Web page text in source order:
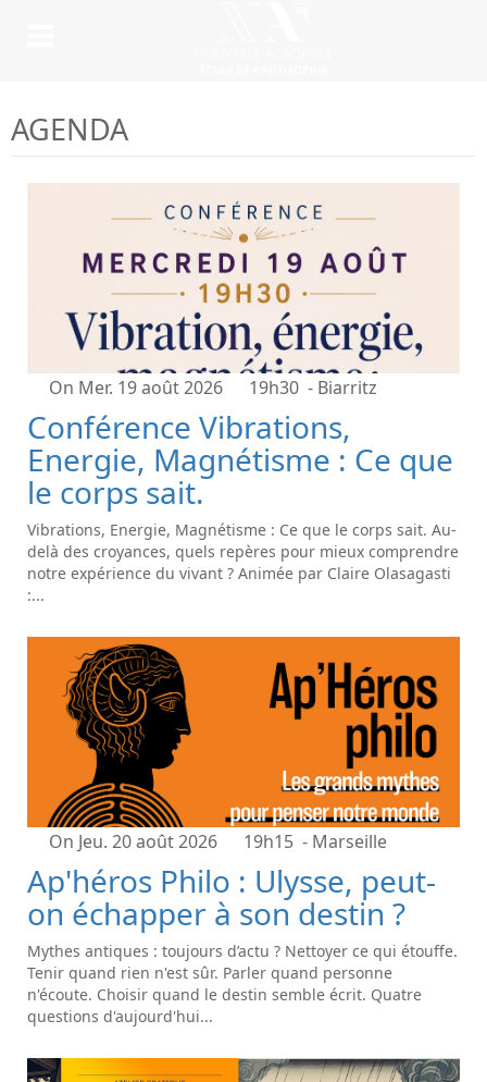
AGENDA
On Mer. 19 août 2026 19h30 - Biarritz
Conférence Vibrations,
Energie, Magnétisme : Ce que
le corps sait.
Vibrations, Energie, Magnétisme : Ce que le corps sait. Au-
delà des croyances, quels repères pour mieux comprendre
notre expérience du vivant ? Animée par Claire Olasagasti
:...
On Jeu. 20 août 2026 19h15 - Marseille
Ap'héros Philo : Ulysse, peut-
on échapper à son destin ?
Mythes antiques : toujours d’actu ? Nettoyer ce qui étouffe.
Tenir quand rien n'est sûr. Parler quand personne
n'écoute. Choisir quand le destin semble écrit. Quatre
questions d'aujourd'hui...